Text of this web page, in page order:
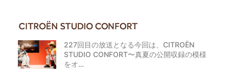
227回目の放送となる今回は、CITROËN
STUDIO CONFORT〜真夏の公開収録の模様
をオ…